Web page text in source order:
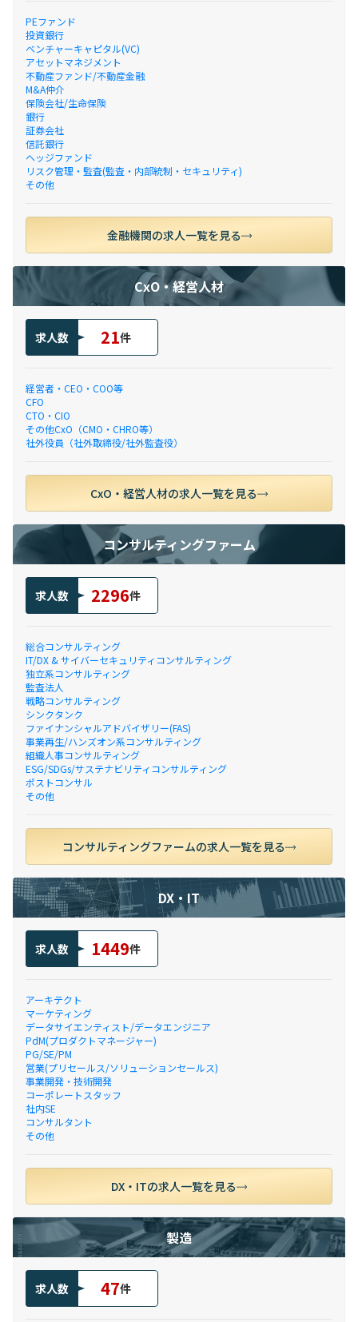
PEファンド
投資銀行
ベンチャーキャピタル(VC)
アセットマネジメント
不動産ファンド/不動産金融
M&A仲介
保険会社/生命保険
銀行
証券会社
信託銀行
ヘッジファンド
リスク管理・監査(監査・内部統制・セキュリティ)
その他
金融機関の求人一覧を見る
CxO・経営人材
求人数 21件
経営者・CEO・COO等
CFO
CTO・CIO
その他CxO（CMO・CHRO等）
社外役員（社外取締役/社外監査役）
CxO・経営人材の求人一覧を見る
コンサルティングファーム
求人数 2296件
総合コンサルティング
IT/DX & サイバーセキュリティコンサルティング
独立系コンサルティング
監査法人
戦略コンサルティング
シンクタンク
ファイナンシャルアドバイザリー(FAS)
事業再生/ハンズオン系コンサルティング
組織人事コンサルティング
ESG/SDGs/サステナビリティコンサルティング
ポストコンサル
その他
コンサルティングファームの求人一覧を見る
DX・IT
求人数 1449件
アーキテクト
マーケティング
データサイエンティスト/データエンジニア
PdM(プロダクトマネージャー)
PG/SE/PM
営業(プリセールス/ソリューションセールス)
事業開発・技術開発
コーポレートスタッフ
社内SE
コンサルタント
その他
DX・ITの求人一覧を見る
製造
求人数 47件